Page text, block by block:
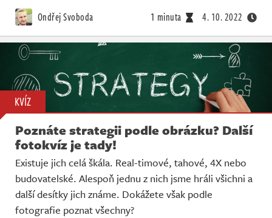
Ondřej Svoboda 1 minuta 4. 10. 2022
KVÍZ
Poznáte strategii podle obrázku? Další
fotokvíz je tady!
Existuje jich celá škála. Real-timové, tahové, 4X nebo
budovatelské. Alespoň jednu z nich jsme hráli všichni a
další desítky jich známe. Dokážete však podle
fotografie poznat všechny?